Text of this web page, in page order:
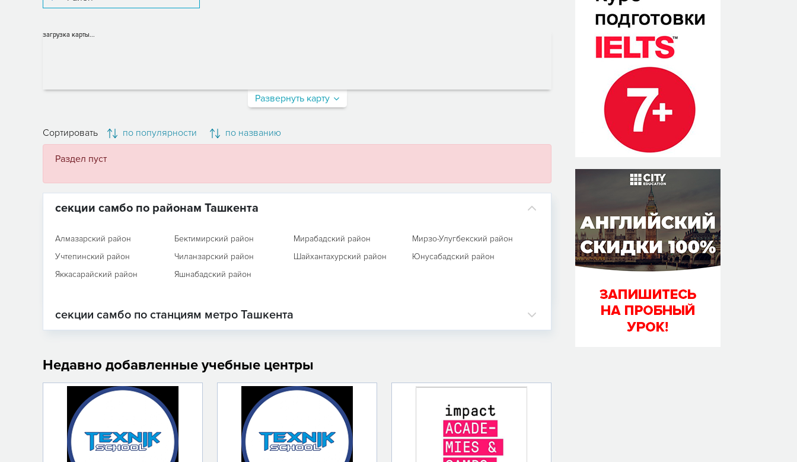
загрузка карты...
Развернуть карту
Сортировать по популярности по названию
Раздел пуст
секции самбо по районам Ташкента
Алмазарский район Бектимирский район Мирабадский район
Мирзо-Улугбекский район
Учтепинский район
Чиланзарский район Шайхантахурский район
Юнусабадский район
Яккасарайский район
Яшнабадский район
секции самбо по станциям метро Ташкента
Недавно добавленные учебные центры